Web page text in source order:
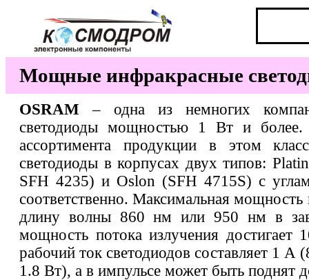
Мощные инфракрасные
OSRAM – одна из немногих
светодиоды мощностью 1 Вт и
ассортимента продукции в этом
светодиоды в корпусах двух типов:
SFH 4235) и Oslon (SFH 4715S) с
соответственно. Максимальная мощность
длину волны 860 нм или 950 нм в
мощность потока излучения достигает
рабочий ток светодиодов составляет 1
1.8 Вт), а в импульсе может быть поднят